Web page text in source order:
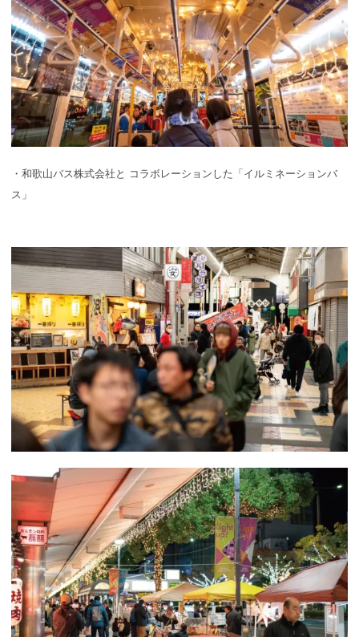
・和歌山バス株式会社と コラボレーションした「イルミネーションバ
ス」